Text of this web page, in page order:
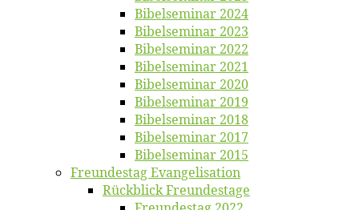
Bi­bel­se­mi­nar 2024
Bi­bel­se­mi­nar 2023
Bi­bel­se­mi­nar 2022
Bi­bel­se­mi­nar 2021
Bi­bel­se­mi­nar 2020
Bi­bel­se­mi­nar 2019
Bi­bel­se­mi­nar 2018
Bibelsemi­nar 2017
Bibelsemi­nar 2015
Freun­des­tag Evangelisation
Rück­blick Freundestage